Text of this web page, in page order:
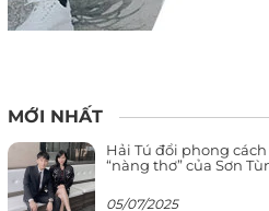
MỚI NHẤT
Hải Tú đổi phong
“nàng thơ” của Sơn
05/07/2025